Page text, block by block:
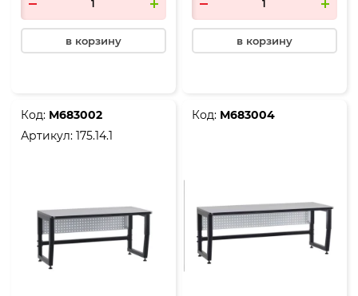
в корзину в корзину
Код: М683002
Артикул:175.14.1
Код: М683004